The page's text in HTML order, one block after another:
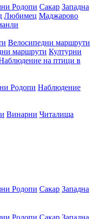
Родопи Сакар Западна
Любимец Маджарово
Велосипедни маршрути
маршрути Културни
на птици в
Родопи Наблюдение
Винарни Читалища
Родопи Сакар Западна